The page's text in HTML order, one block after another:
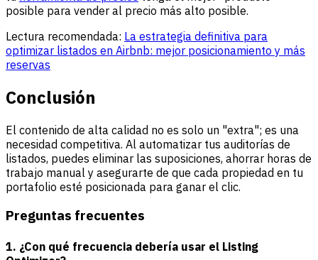
posible para vender al precio más alto posible.
Lectura recomendada: La estrategia definitiva para
optimizar listados en Airbnb: mejor posicionamiento y más
reservas
Conclusión
El contenido de alta calidad no es solo un "extra"; es una
necesidad competitiva. Al automatizar tus auditorías de
listados, puedes eliminar las suposiciones, ahorrar horas de
trabajo manual y asegurarte de que cada propiedad en tu
portafolio esté posicionada para ganar el clic.
Preguntas frecuentes
1. ¿Con qué frecuencia debería usar el Listing